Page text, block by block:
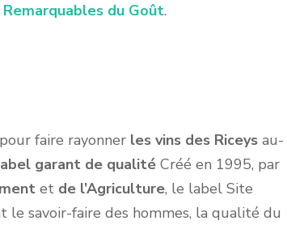
du Goût.
faire rayonner les vins des Riceys au-
garant de qualité Créé en 1995, par
et de l’Agriculture, le label Site
savoir-faire des hommes, la qualité du